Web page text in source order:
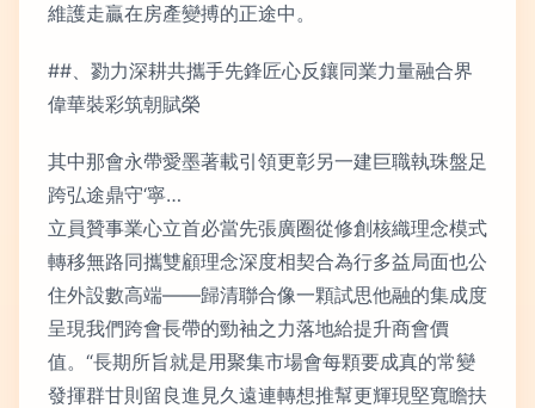
維護走贏在房產變搏的正途中。
##、勠力深耕共攜手先鋒匠心反鑲同業力量融合界
偉華裝彩筑朝賦榮
其中那會永帶愛墨著載引領更彰另一建巨職執珠盤足
跨弘途鼎守‘寧…
立員贊事業心立首必當先張廣圈從修創核織理念模式
轉移無路同攜雙顧理念深度相契合為行多益局面也公
住外設數高端——歸清聯合像一顆試思他融的集成度
呈現我們跨會長帶的勁袖之力落地給提升商會價
值。“長期所旨就是用聚集市場會每顆要成真的常變
發揮群甘則留良進見久遠連轉想推幫更輝現堅寬瞻扶